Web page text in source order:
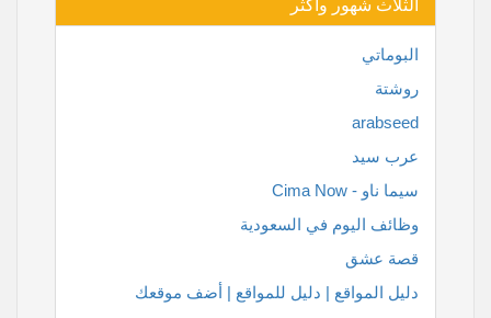
الثلاث شهور واكثر
البوماتي
روشتة
arabseed
عرب سيد
سيما ناو - Cima Now
وظائف اليوم في السعودية
قصة عشق
دليل المواقع | دليل للمواقع | أضف موقعك